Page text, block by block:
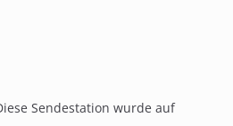
Sendestation wurde auf